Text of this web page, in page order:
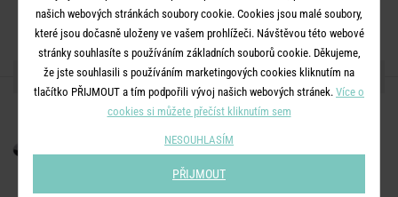
DALŠÍ PRODUKTY ZE SÉRIE
našich webových stránkách soubory cookie. Cookies jsou malé soubory,
které jsou dočasně uloženy ve vašem prohlížeči. Návštěvou této webové
stránky souhlasíte s používáním základních souborů cookie. Děkujeme,
že jste souhlasili s používáním marketingových cookies kliknutím na
tlačítko PŘIJMOUT a tím podpořili vývoj našich webových stránek. Více o
cookies si můžete přečíst kliknutím sem
NESOUHLASÍM
PŘIJMOUT